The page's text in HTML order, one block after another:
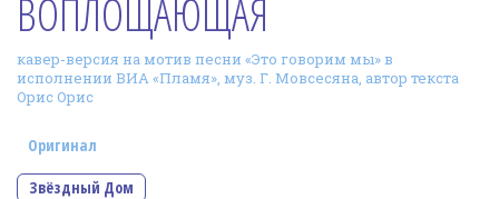
Фотогалерея
In English
Ииссиидиология
ВОПЛОЩАЮЩАЯ
кавер-версия на мотив песни «Это говорим мы» в
исполнении ВИА «Пламя», муз. Г. Мовсесяна, автор текста
Орис Орис
Звёздный Дом
Оригинал